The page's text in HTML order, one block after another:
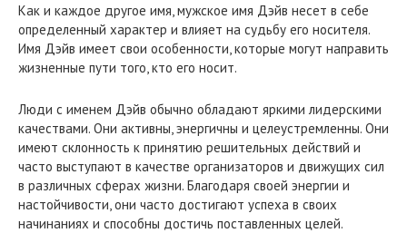
Как и каждое другое имя, мужское имя Дэйв несет в себе
определенный характер и влияет на судьбу его носителя.
Имя Дэйв имеет свои особенности, которые могут направить
жизненные пути того, кто его носит.
Люди с именем Дэйв обычно обладают яркими лидерскими
качествами. Они активны, энергичны и целеустремленны. Они
имеют склонность к принятию решительных действий и
часто выступают в качестве организаторов и движущих сил
в различных сферах жизни. Благодаря своей энергии и
настойчивости, они часто достигают успеха в своих
начинаниях и способны достичь поставленных целей.